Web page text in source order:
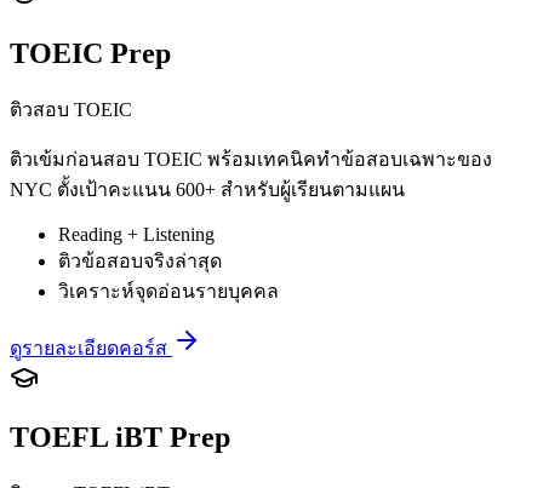
TOEIC Prep
ติวสอบ TOEIC
ติวเข้มก่อนสอบ TOEIC พร้อมเทคนิคทำข้อสอบเฉพาะของ
NYC ตั้งเป้าคะแนน 600+ สำหรับผู้เรียนตามแผน
Reading + Listening
ติวข้อสอบจริงล่าสุด
วิเคราะห์จุดอ่อนรายบุคคล
ดูรายละเอียดคอร์ส
TOEFL iBT Prep